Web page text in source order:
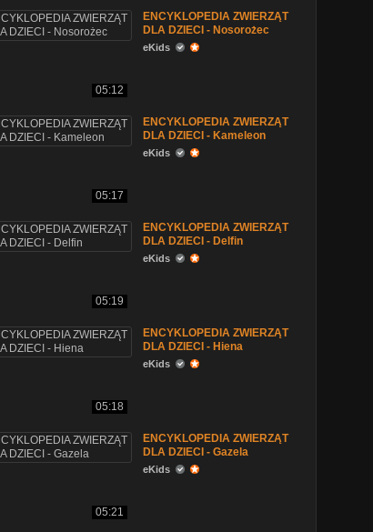
05:12
ENCYKLOPEDIA ZWIERZĄT
DLA DZIECI - Nosorożec
eKids
05:17
ENCYKLOPEDIA ZWIERZĄT
DLA DZIECI - Kameleon
eKids
05:19
ENCYKLOPEDIA ZWIERZĄT
DLA DZIECI - Delfin
eKids
05:18
ENCYKLOPEDIA ZWIERZĄT
DLA DZIECI - Hiena
eKids
05:21
ENCYKLOPEDIA ZWIERZĄT
DLA DZIECI - Gazela
eKids